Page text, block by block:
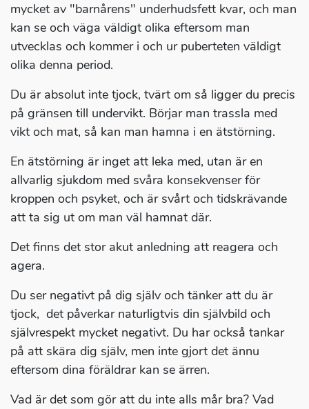
mycket av "barnårens" underhudsfett kvar, och man
kan se och väga väldigt olika eftersom man
utvecklas och kommer i och ur puberteten väldigt
olika denna period.
Du är absolut inte tjock, tvärt om så ligger du precis
på gränsen till undervikt. Börjar man trassla med
vikt och mat, så kan man hamna i en ätstörning.
En ätstörning är inget att leka med, utan är en
allvarlig sjukdom med svåra konsekvenser för
kroppen och psyket, och är svårt och tidskrävande
att ta sig ut om man väl hamnat där.
Det finns det stor akut anledning att reagera och
agera.
Du ser negativt på dig själv och tänker att du är
tjock, det påverkar naturligtvis din självbild och
självrespekt mycket negativt. Du har också tankar
på att skära dig själv, men inte gjort det ännu
eftersom dina föräldrar kan se ärren.
Vad är det som gör att du inte alls mår bra? Vad